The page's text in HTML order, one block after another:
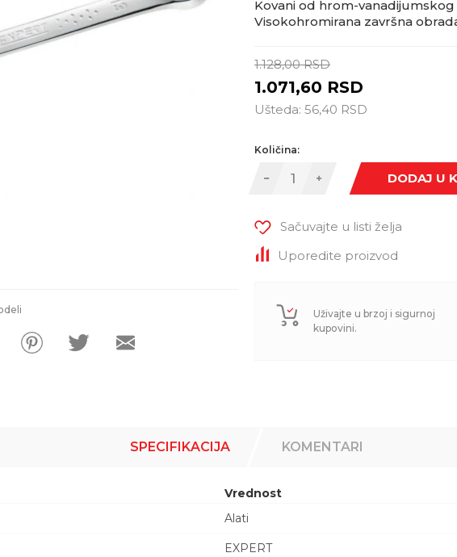
Kovani od hrom-
Visokohromirana završna
1.128,00 RSD
1.071,60 RSD
Ušteda: 56,40 RSD
Količina:
DODAJ U
Sačuvajte u listi želja
Uporedite proizvod
Uživajte u brzoj i sigurnoj
kupovini.
SPECIFIKACIJA KOMENTARI
Vrednost
Alati
EXPERT